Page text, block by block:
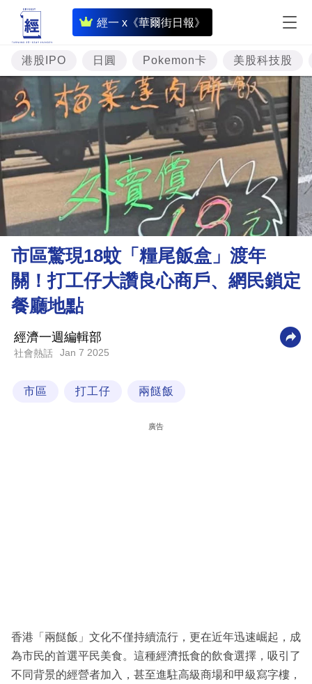
經一 x《華爾街日報》
即
時
財
經
專
投
資
樓
市
理
財
商
科
技
場
港股IPO 日圓 Pokemon卡 美股科技股
市區驚現18蚊「糧尾飯盒」渡年
關！打工仔大讚良心商戶、網民鎖定
餐廳地點
經濟一週編輯部
社會熱話 Jan 7 2025
市區 打工仔 兩餸飯
廣告
香港「兩餸飯」文化不僅持續流行，更在近年迅速崛起，成
為市民的首選平民美食。這種經濟抵食的飲食選擇，吸引了
不同背景的經營者加入，甚至進駐高級商場和甲級寫字樓，